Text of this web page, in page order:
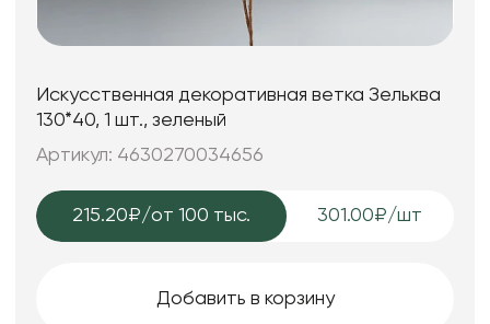
Искусственная декоративная ветка Зельква
130*40, 1 шт., зеленый
Артикул: 4630270034656
215.20₽/от 100 тыс. 301.00₽/шт
Добавить в корзину